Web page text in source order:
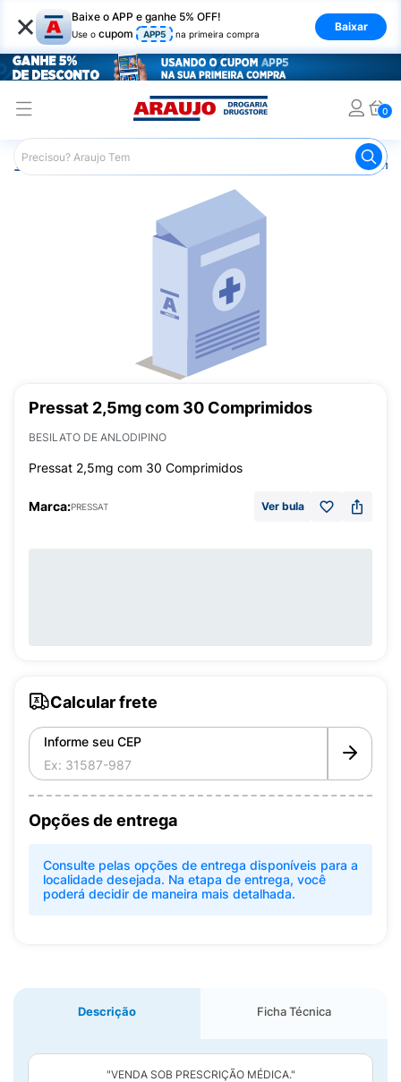
× Baixe o APP e ganhe 5% OFF!
Use o cupom APP5 na primeira compra
Baixar
0
Araujo Medicamentos
Pressat 2,5mg com 30 Comprimidos
BESILATO DE ANLODIPINO
Pressat 2,5mg com 30 Comprimidos
Marca:PRESSAT Ver bula
Calcular frete
Informe seu CEP
Opções de entrega
Consulte pelas opções de entrega disponíveis para a
localidade desejada. Na etapa de entrega, você
poderá decidir de maneira mais detalhada.
Descrição Ficha Técnica
"VENDA SOB PRESCRIÇÃO MÉDICA."